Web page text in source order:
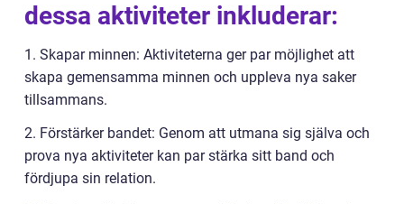
dessa aktiviteter inkluderar:
1. Skapar minnen: Aktiviteterna ger par möjlighet att
skapa gemensamma minnen och uppleva nya saker
tillsammans.
2. Förstärker bandet: Genom att utmana sig själva och
prova nya aktiviteter kan par stärka sitt band och
fördjupa sin relation.